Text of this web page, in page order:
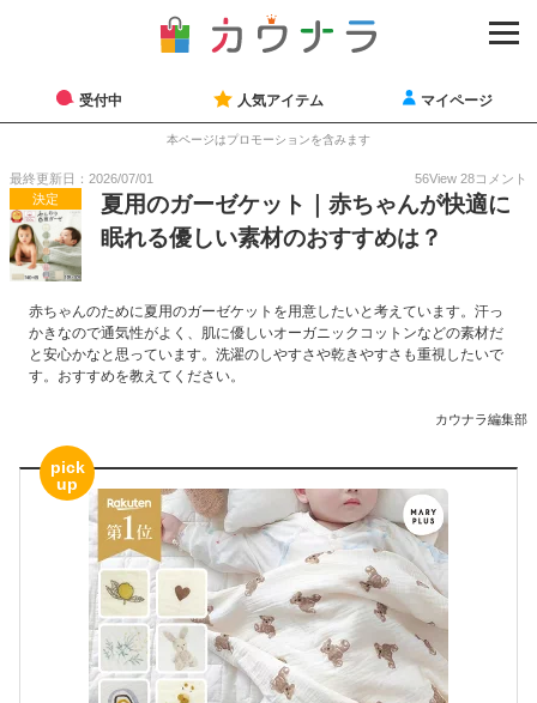
受付中 人気アイテム マイページ
本ページはプロモーションを含みます
最終更新日：2026/07/01 56View 28コメント
決定
夏用のガーゼケット｜赤ちゃんが快適に
眠れる優しい素材のおすすめは？
赤ちゃんのために夏用のガーゼケットを用意したいと考えています。汗っ
かきなので通気性がよく、肌に優しいオーガニックコットンなどの素材だ
と安心かなと思っています。洗濯のしやすさや乾きやすさも重視したいで
す。おすすめを教えてください。
カウナラ編集部
pick
up